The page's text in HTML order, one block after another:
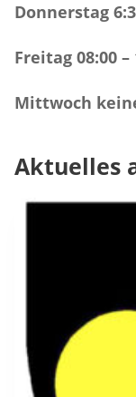
Donnerstag
Freitag 08:00 –
Mittwoch
Aktuelles